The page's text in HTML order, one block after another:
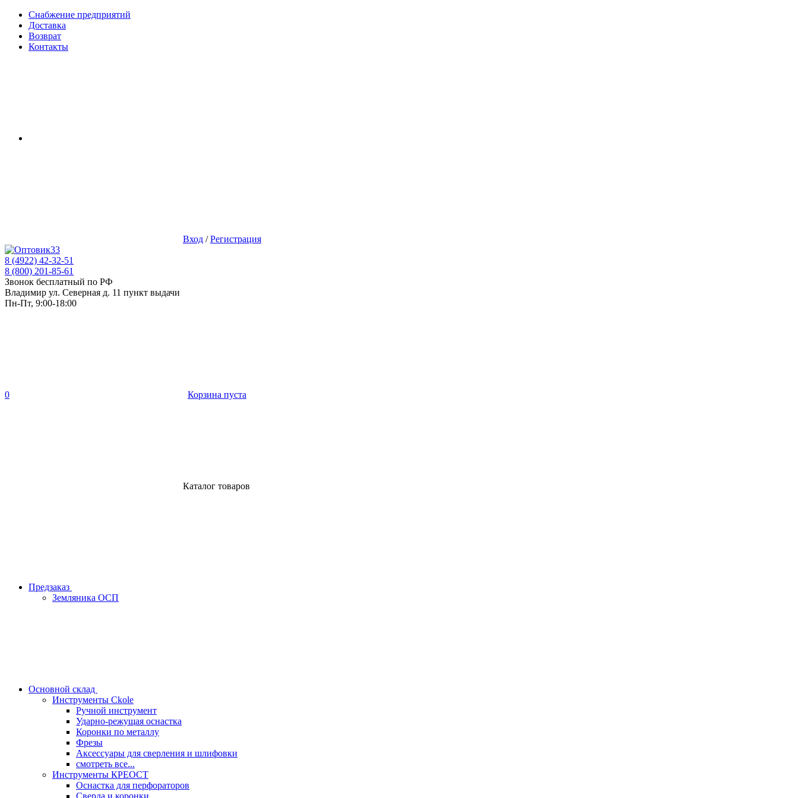
Снабжение предприятий
Доставка
Возврат
Контакты
Вход /Регистрация
8 (4922) 42-32-51
8 (800) 201-85-61
Звонок бесплатный по РФ
Владимир ул. Северная д. 11 пункт выдачи
Пн-Пт, 9:00-18:00
0 Корзина пуста
Каталог товаров
Предзаказ
Земляника ОСП
Основной склад
Инструменты Ckole
Ручной инструмент
Ударно‑режущая оснастка
Коронки по металлу
Фрезы
Аксессуары для сверления и шлифовки
смотреть все...
Инструменты КРЕОСТ
Оснастка для перфораторов
Сверла и коронки